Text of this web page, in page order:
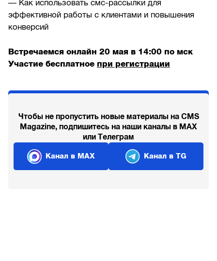
— Как использовать смс-рассылки для
эффективной работы с клиентами и повышения
конверсий
Встречаемся онлайн 20 мая в 14:00 по мск
Участие бесплатное при регистрации
Чтобы не пропустить новые материалы на CMS
Magazine, подпишитесь на наши каналы в MAX
или Телеграм
Канал в MAX Канал в TG